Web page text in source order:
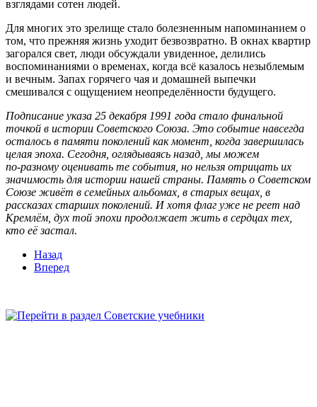
взглядами сотен людей.
Для многих это зрелище стало болезненным напоминанием о
том, что прежняя жизнь уходит безвозвратно. В окнах квартир
загорался свет, люди обсуждали увиденное, делились
воспоминаниями о временах, когда всё казалось незыблемым
и вечным. Запах горячего чая и домашней выпечки
смешивался с ощущением неопределённости будущего.
Подписание указа 25 декабря 1991 года стало финальной
точкой в истории Советского Союза. Это событие навсегда
осталось в памяти поколений как момент, когда завершилась
целая эпоха. Сегодня, оглядываясь назад, мы можем
по‑разному оценивать те события, но нельзя отрицать их
значимость для истории нашей страны. Память о Советском
Союзе живёт в семейных альбомах, в старых вещах, в
рассказах старших поколений. И хотя флаг уже не реет над
Кремлём, дух той эпохи продолжает жить в сердцах тех,
кто её застал.
Назад
Вперед